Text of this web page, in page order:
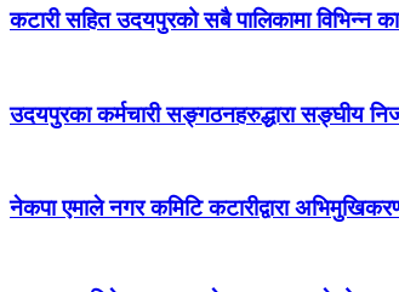
कटारी सहित उदयपुरको सबै पालिकामा विभिन्न
उदयपुरका कर्मचारी सङ्गठनहरुद्धारा सङ्घीय
नेकपा एमाले नगर कमिटि कटारीद्वारा